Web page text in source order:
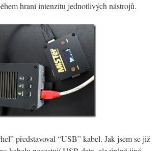
hraní intenzitu jednotlivých nástrojů.
představoval “USB” kabel. Jak jsem se již